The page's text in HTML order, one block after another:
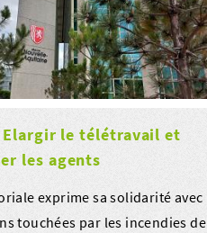
Elargir le télétravail et
les agents
exprime sa solidarité avec
touchées par les incendies de